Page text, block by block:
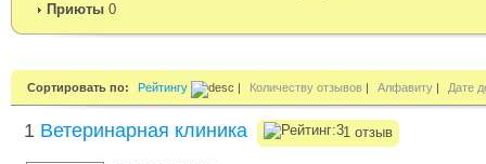
Приюты 0
Сортировать по: Рейтингу | Количеству отзывов | Алфавиту | Дате
1 Ветеринарная клиника 1 отзыв